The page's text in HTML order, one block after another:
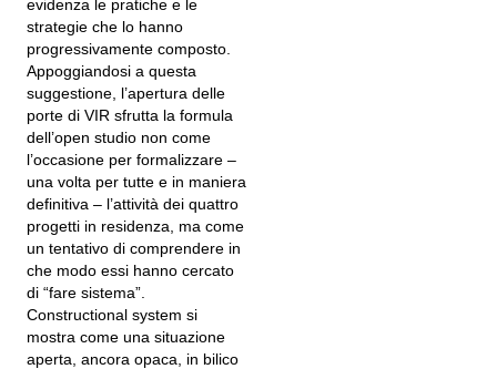
evidenza le pratiche e le
strategie che lo hanno
progressivamente composto.
Appoggiandosi a questa
suggestione, l’apertura delle
porte di VIR sfrutta la formula
dell’open studio non come
l’occasione per formalizzare –
una volta per tutte e in maniera
definitiva – l’attività dei quattro
progetti in residenza, ma come
un tentativo di comprendere in
che modo essi hanno cercato
di “fare sistema”.
Constructional system si
mostra come una situazione
aperta, ancora opaca, in bilico